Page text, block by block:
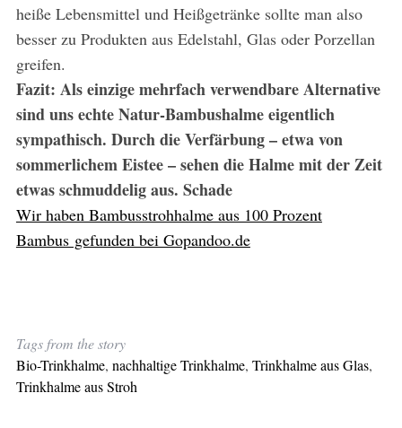
heiße Lebensmittel und Heißgetränke sollte man also
besser zu Produkten aus Edelstahl, Glas oder Porzellan
greifen.
Fazit: Als einzige mehrfach verwendbare Alternative
sind uns echte Natur-Bambushalme eigentlich
sympathisch. Durch die Verfärbung – etwa von
sommerlichem Eistee – sehen die Halme mit der Zeit
etwas schmuddelig aus. Schade
Wir haben Bambusstrohhalme aus 100 Prozent
Bambus gefunden bei Gopandoo.de
Tags from the story
Bio-Trinkhalme, nachhaltige Trinkhalme, Trinkhalme aus Glas,
Trinkhalme aus Stroh